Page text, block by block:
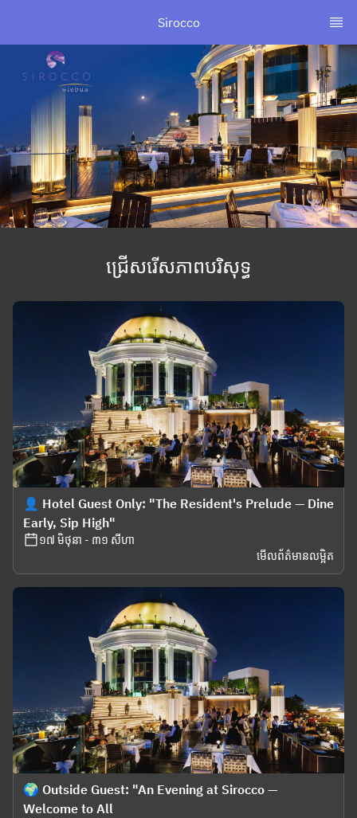
Sirocco
ជ្រើសរើសភាពបរិសុទ្ធ
👤 Hotel Guest Only: "The Resident's Prelude — Dine
Early, Sip High"
១៧ មិថុនា - ៣១ សីហា
មើលព័ត៌មានលម្អិត
🌍 Outside Guest: "An Evening at Sirocco —
Welcome to All